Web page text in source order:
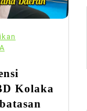
Kolaka